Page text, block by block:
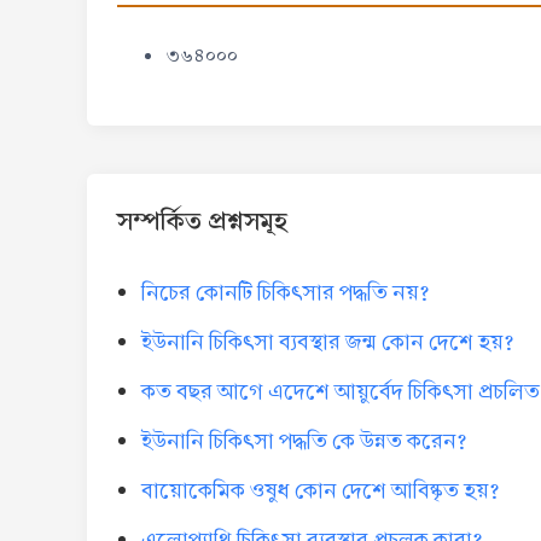
৩৬৪০০০
সম্পর্কিত প্রশ্নসমূহ
নিচের কোনটি চিকিৎসার পদ্ধতি নয়?
ইউনানি চিকিৎসা ব্যবস্থার জন্ম কোন দেশে হয়?
কত বছর আগে এদেশে আয়ুর্বেদ চিকিৎসা
ইউনানি চিকিৎসা পদ্ধতি কে উন্নত করেন?
বায়োকেমিক ওষুধ কোন দেশে আবিষ্কৃত হয়?